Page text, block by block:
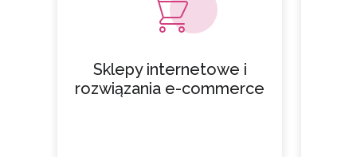
Sklepy internetowe i
rozwiązania e-commerce